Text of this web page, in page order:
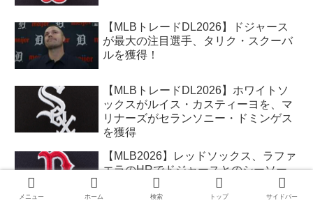
【MLBトレードDL2026】ドジャース
が最大の注目選手、タリク・スクーバ
ルを獲得！
【MLBトレードDL2026】ホワイトソ
ックスがルイス・カスティーヨを、マ
リナーズがセランソニー・ドミンゲス
を獲得
【MLB2026】レッドソックス、ラファ
エラのHRでドジャースとのシーソー
谷は24号！
メニュー ホーム 検索 トップ サイドバー